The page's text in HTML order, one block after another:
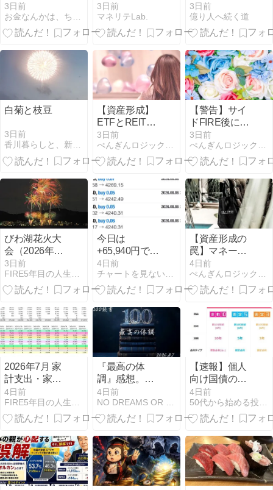
れました。
3日前
お金なんかは、ちょっとでイイのだ〜２
がいい？見方
と種類や増配
の信頼度
3日前
マネリテLab.
資時価評価額
(評価額:1619
万2千円 通算
3日前
億り人へ続く道
白菊と枝豆
3日前
香川暮らしと、新NISAを1,800万円積み立てる猫
【資産形成】
ETFとREITで
つくる最強の
積立投資術を
徹底解説
3日前
ぺんぎんロジックFP講座
【警告】サイ
ドFIRE後に後
悔？インフレ
で年金受給額
が足りなくな
3日前
ぺんぎんロジックFP講座
びわ湖花火大
会（2026年）
の写真撮影
3日前
FIRE5年目の人生ゲーム、登山旅行と写真・カメラ
今日は
+65,940円でし
た(〃ω〃)
4日前
チャートを見ない投資生活、はじめました
【資産形成の
罠】マネーリ
テラシーを高
めてETFと不
動産投資で勝
意
4日前
ぺんぎんロジックFP講座
2026年7月 家
計支出・家計
外出費
4日前
『最高の体
調』感想。内
臓脂肪は炎症
の火種だった
｜1年100読
4日前
【速報】個人
向け国債の金
利は固定5年が
2％超え
4日前